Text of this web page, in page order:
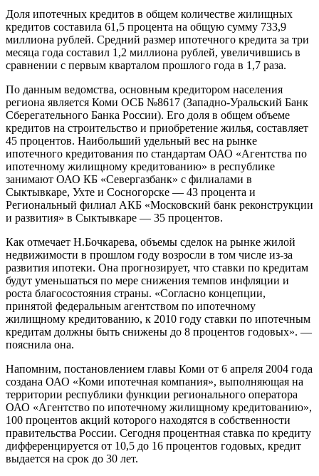
Доля ипотечных кредитов в общем количестве жилищных
кредитов составила 61,5 процента на общую сумму 733,9
миллиона рублей. Средний размер ипотечного кредита за три
месяца года составил 1,2 миллиона рублей, увеличившись в
сравнении с первым кварталом прошлого года в 1,7 раза.
По данным ведомства, основным кредитором населения
региона является Коми ОСБ №8617 (Западно-Уральский Банк
Сберегательного Банка России). Его доля в общем объеме
кредитов на строительство и приобретение жилья, составляет
45 процентов. Наибольший удельный вес на рынке
ипотечного кредитования по стандартам ОАО «Агентства по
ипотечному жилищному кредитованию» в республике
занимают ОАО КБ «Севергазбанк» с филиалами в
Сыктывкаре, Ухте и Сосногорске — 43 процента и
Региональный филиал АКБ «Московский банк реконструкции
и развития» в Сыктывкаре — 35 процентов.
Как отмечает Н.Бочкарева, объемы сделок на рынке жилой
недвижимости в прошлом году возросли в том числе из-за
развития ипотеки. Она прогнозирует, что ставки по кредитам
будут уменьшаться по мере снижения темпов инфляции и
роста благосостояния страны. «Согласно концепции,
принятой федеральным агентством по ипотечному
жилищному кредитованию, к 2010 году ставки по ипотечным
кредитам должны быть снижены до 8 процентов годовых». —
пояснила она.
Напомним, постановлением главы Коми от 6 апреля 2004 года
создана ОАО «Коми ипотечная компания», выполняющая на
территории республики функции регионального оператора
ОАО «Агентство по ипотечному жилищному кредитованию»,
100 процентов акций которого находятся в собственности
правительства России. Сегодня процентная ставка по кредиту
дифференцируется от 10,5 до 16 процентов годовых, кредит
выдается на срок до 30 лет.